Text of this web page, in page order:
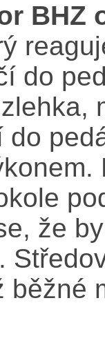
BHZ
do
do
že
běžné